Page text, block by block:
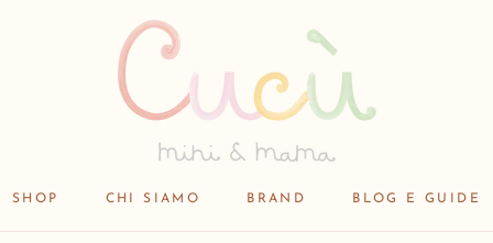
SHOP
CHI SIAMO
BRAND
BLOG E GUIDE